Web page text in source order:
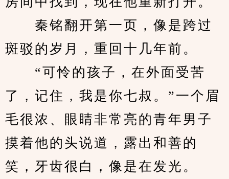
秦铭翻开第一页，像是跨过
斑驳的岁月，重回十几年前。
“可怜的孩子，在外面受苦
了，记住，我是你七叔。”一个眉
毛很浓、眼睛非常亮的青年男子
摸着他的头说道，露出和善的
笑，牙齿很白，像是在发光。